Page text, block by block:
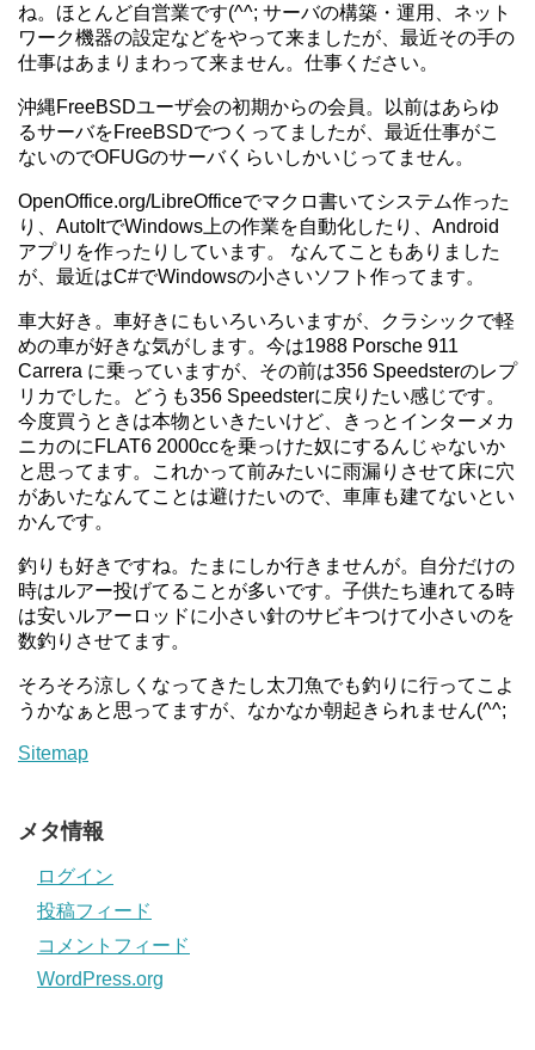
ね。ほとんど自営業です(^^; サーバの構築・運用、ネット
ワーク機器の設定などをやって来ましたが、最近その手の
仕事はあまりまわって来ません。仕事ください。
沖縄FreeBSDユーザ会の初期からの会員。以前はあらゆ
るサーバをFreeBSDでつくってましたが、最近仕事がこ
ないのでOFUGのサーバくらいしかいじってません。
OpenOffice.org/LibreOfficeでマクロ書いてシステム作った
り、AutoItでWindows上の作業を自動化したり、Android
アプリを作ったりしています。 なんてこともありました
が、最近はC#でWindowsの小さいソフト作ってます。
車大好き。車好きにもいろいろいますが、クラシックで軽
めの車が好きな気がします。今は1988 Porsche 911
Carrera に乗っていますが、その前は356 Speedsterのレプ
リカでした。どうも356 Speedsterに戻りたい感じです。
今度買うときは本物といきたいけど、きっとインターメカ
ニカのにFLAT6 2000ccを乗っけた奴にするんじゃないか
と思ってます。これかって前みたいに雨漏りさせて床に穴
があいたなんてことは避けたいので、車庫も建てないとい
かんです。
釣りも好きですね。たまにしか行きませんが。自分だけの
時はルアー投げてることが多いです。子供たち連れてる時
は安いルアーロッドに小さい針のサビキつけて小さいのを
数釣りさせてます。
そろそろ涼しくなってきたし太刀魚でも釣りに行ってこよ
うかなぁと思ってますが、なかなか朝起きられません(^^;
Sitemap
メタ情報
ログイン
投稿フィード
コメントフィード
WordPress.org